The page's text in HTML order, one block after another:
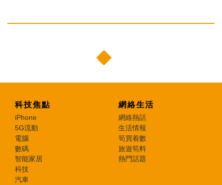
科技焦點
iPhone
5G流動
電腦
數碼
智能家居
科技
汽車
網絡生活
網絡熱話
生活情報
筍買着數
旅遊筍料
熱門話題